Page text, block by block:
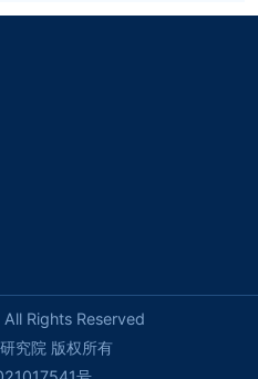
Rights Reserved
究院 版权所有